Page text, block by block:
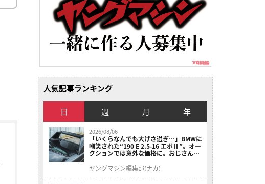
人気記事ランキング
日 週 月 年
2026/08/06
「いくらなんでも大げさ過ぎ…」BMWに
嘲笑された“190 E 2.5-16 エボⅡ”。オー
クションでは意外な価格に。おじさん達
ヤングマシン編集部(ナカ)